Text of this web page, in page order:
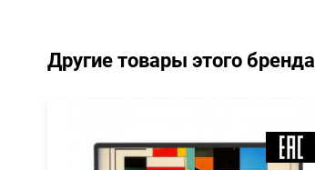
Другие товары этого бренда